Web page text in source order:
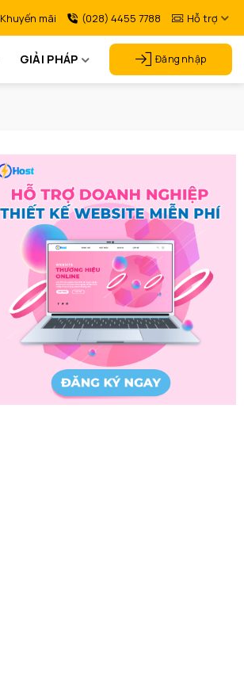
Khuyến mãi (028) 4455 7788 Hỗ trợ
GIẢI PHÁP Đăng nhập